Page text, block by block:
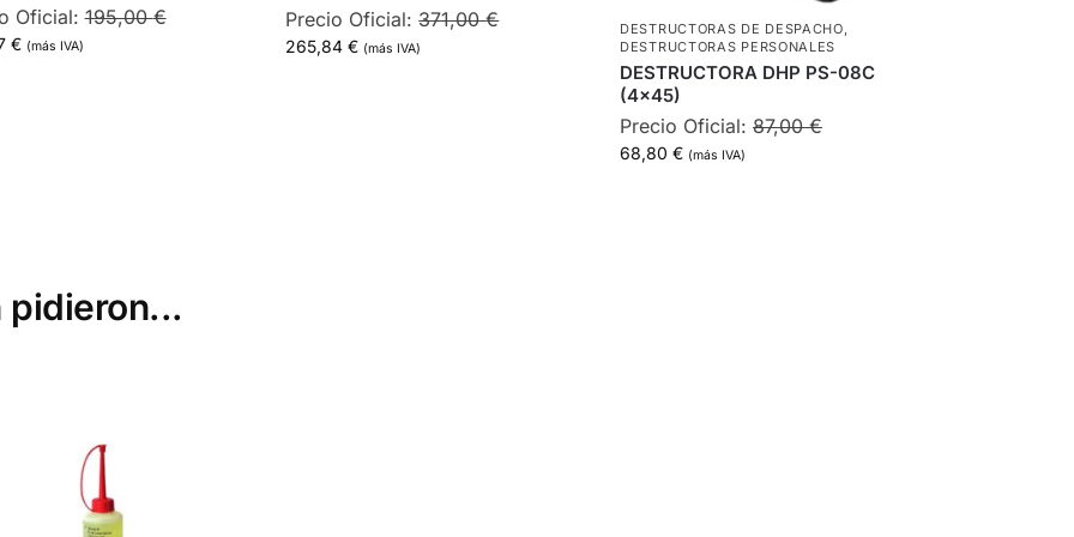
Oficial:195,00€
€ (más IVA)
Precio Oficial:371,00€
265,84€ (más IVA)
DESTRUCTORAS DE DESPACHO,
DESTRUCTORAS PERSONALES
DESTRUCTORA DHP PS-08C
(4×45)
Precio Oficial:87,00€
68,80€ (más IVA)
pidieron...